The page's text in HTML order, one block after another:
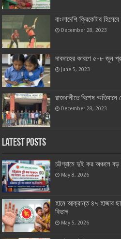
বাংলাদেশি ক্রিকেটার
December 28, 2023
দাবদাহের কারণে ৫-৮ জুন
June 5, 2023
রাজধানীতে বিশেষ অভিযানে
December 28, 2023
Latest Posts
চট্টগ্রামে দুই কর অঞ্চলে
May 8, 2026
হামে আক্রান্ত ৪৭ হাজার
বিভাগ
May 5, 2026